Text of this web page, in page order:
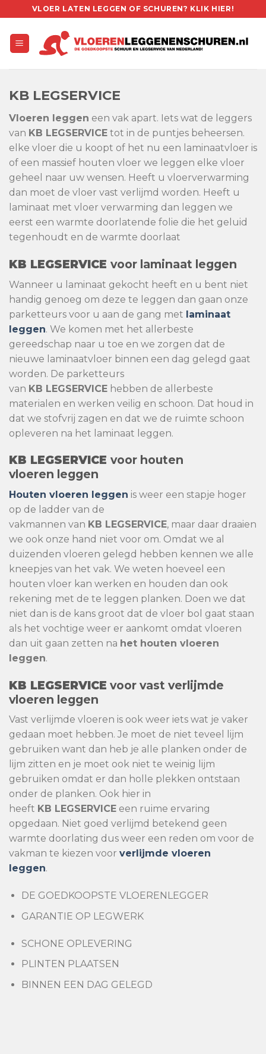
to
content
VLOER LATEN LEGGEN OF SCHUREN? KLIK HIER!
KB LEGSERVICE
Vloeren leggen een vak apart. Iets wat de leggers
van KB LEGSERVICE tot in de puntjes beheersen.
elke vloer die u koopt of het nu een laminaatvloer is
of een massief houten vloer we leggen elke vloer
geheel naar uw wensen. Heeft u vloerverwarming
dan moet de vloer vast verlijmd worden. Heeft u
laminaat met vloer verwarming dan leggen we
eerst een warmte doorlatende folie die het geluid
tegenhoudt en de warmte doorlaat
KB LEGSERVICE voor laminaat leggen
Wanneer u laminaat gekocht heeft en u bent niet
handig genoeg om deze te leggen dan gaan onze
parketteurs voor u aan de gang met laminaat
leggen. We komen met het allerbeste
gereedschap naar u toe en we zorgen dat de
nieuwe laminaatvloer binnen een dag gelegd gaat
worden. De parketteurs
van KB LEGSERVICE hebben de allerbeste
materialen en werken veilig en schoon. Dat houd in
dat we stofvrij zagen en dat we de ruimte schoon
opleveren na het laminaat leggen.
KB LEGSERVICE voor houten
vloeren leggen
Houten vloeren leggen is weer een stapje hoger
op de ladder van de
vakmannen van KB LEGSERVICE, maar daar draaien
we ook onze hand niet voor om. Omdat we al
duizenden vloeren gelegd hebben kennen we alle
kneepjes van het vak. We weten hoeveel een
houten vloer kan werken en houden dan ook
rekening met de te leggen planken. Doen we dat
niet dan is de kans groot dat de vloer bol gaat staan
als het vochtige weer er aankomt omdat vloeren
dan uit gaan zetten na het houten vloeren
leggen.
KB LEGSERVICE voor vast verlijmde
vloeren leggen
Vast verlijmde vloeren is ook weer iets wat je vaker
gedaan moet hebben. Je moet de niet teveel lijm
gebruiken want dan heb je alle planken onder de
lijm zitten en je moet ook niet te weinig lijm
gebruiken omdat er dan holle plekken ontstaan
onder de planken. Ook hier in
heeft KB LEGSERVICE een ruime ervaring
opgedaan. Niet goed verlijmd betekend geen
warmte doorlating dus weer een reden om voor de
vakman te kiezen voor verlijmde vloeren
leggen.
DE GOEDKOOPSTE VLOERENLEGGER
GARANTIE OP LEGWERK
SCHONE OPLEVERING
PLINTEN PLAATSEN
BINNEN EEN DAG GELEGD